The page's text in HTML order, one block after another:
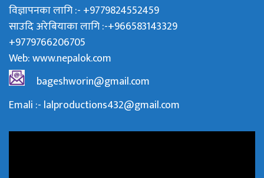
विज्ञापनका लागि :- +9779824552459
साउदि अरेबियाका लागि :-+966583143329
+9779766206705
Web:www.nepalok.com
bageshworin@gmail.com
Emali :- lalproductions432@gmail.com